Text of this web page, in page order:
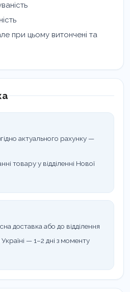
при цьому витончені та
актуального рахунку —
товару у відділенні Нової
доставка або до відділення
— 1–2 дні з моменту